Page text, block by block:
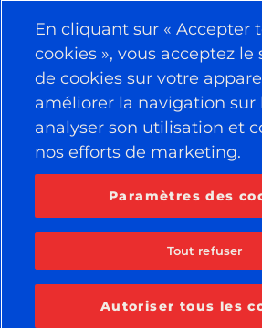
En cliquant sur « Accepter
cookies », vous acceptez le
de cookies sur votre
améliorer la navigation sur
analyser son utilisation et
nos efforts de marketing.
Paramètres des
Tout refuser
Autoriser tous les